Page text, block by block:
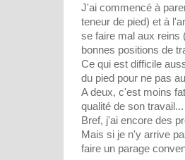
J'ai commencé à
teneur de pied) et à
se faire mal aux reins
bonnes positions de
Ce qui est difficile
du pied pour ne pas
A deux, c'est moins
qualité de son travail...
Bref, j'ai encore des
Mais si je n'y arrive
faire un parage